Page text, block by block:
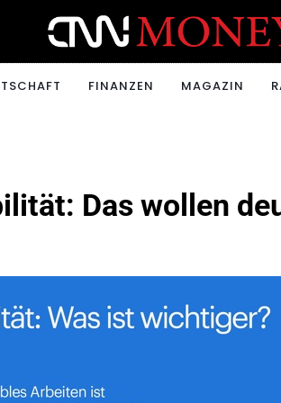
FINANZEN MAGAZIN
Das wollen